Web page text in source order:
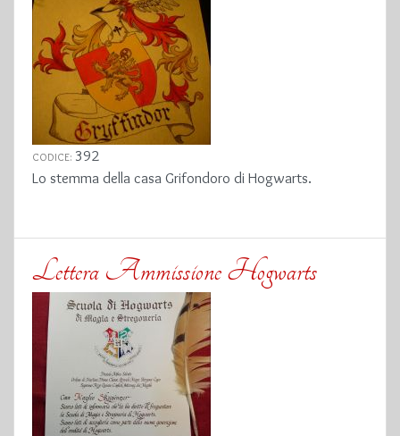
CODICE: 392
Lo stemma della casa Grifondoro di Hogwarts.
Lettera Ammissione Hogwarts